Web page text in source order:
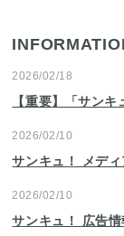
2026/02/18
【重要】「サン
2026/02/10
サンキュ！ メデ
2026/02/10
サンキュ！ 広告情